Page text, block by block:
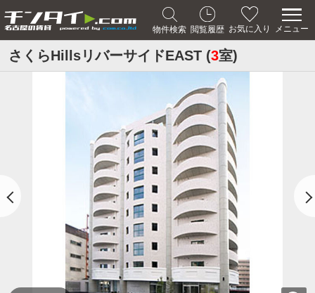
物件検索 閲覧履歴 お気に入り メニュー
さくらHillsリバーサイドEAST (3室)